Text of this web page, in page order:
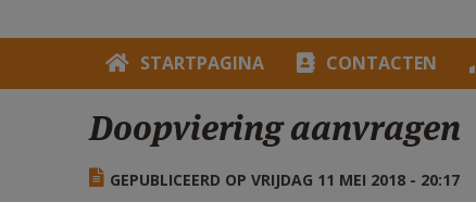
STARTPAGINA CONTACTEN
Doopviering aanvragen
GEPUBLICEERD OP VRIJDAG 11 MEI 2018 - 20:17